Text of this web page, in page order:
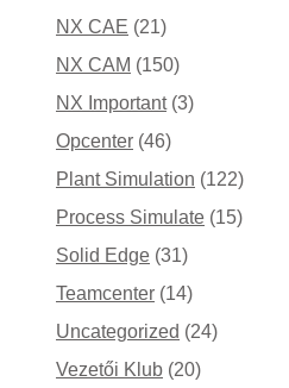
NX CAE (21)
NX CAM (150)
NX Important(3)
Opcenter (46)
Plant Simulation (122)
Process Simulate (15)
Solid Edge (31)
Teamcenter (14)
Uncategorized (24)
Vezetői Klub (20)